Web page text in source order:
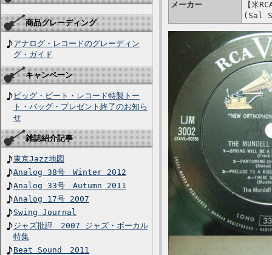
商品グレーディング
アナログ・レコードのグレーディン
グ・ガイド
キャンペーン
ビッグ・ビート・レコード特製トー
ト・バッグ・プレゼント終了のお知ら
せ
雑誌紹介記事
東京Jazz地図
Analog 38号 Winter 2012
Analog 33号 Autumn 2011
Analog 17号 2007
Swing Journal
ジャズ批評 2007 ジャズ・ボーカル
特集
Beat Sound 2011
メーカー
【米
(Sal